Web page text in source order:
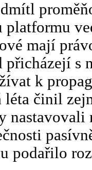
mají
přicházejí s
k
léta činil
podařilo